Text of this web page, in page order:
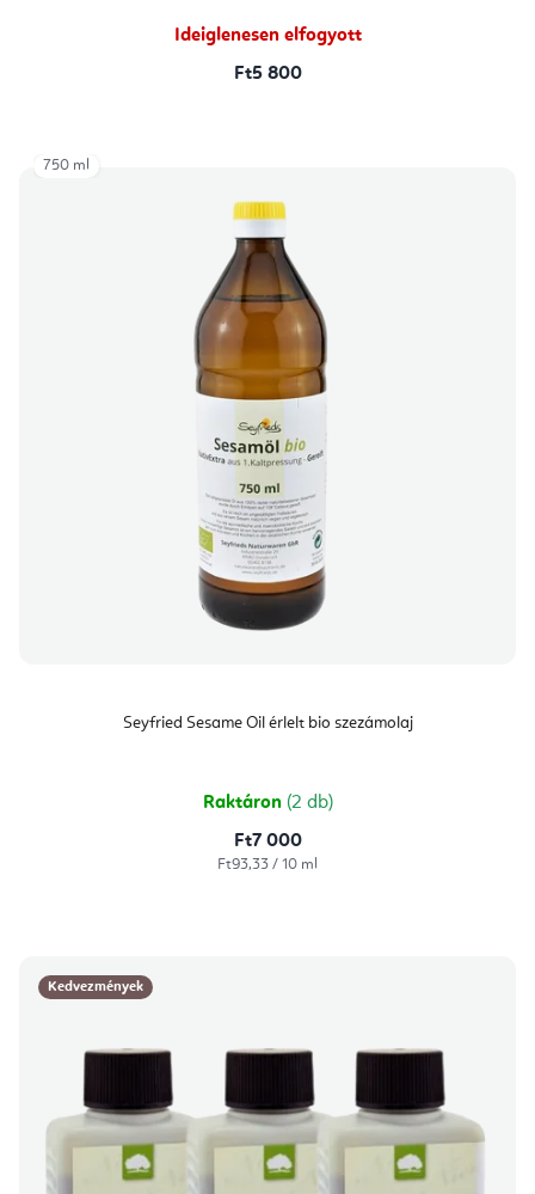
Ideiglenesen elfogyott
Ft5 800
Seyfried Sesame Oil érlelt bio szezámolaj
Raktáron (2 db)
Ft7 000
Egységár:
Ft93,33 / 10 ml
750 ml
Kedvezmények